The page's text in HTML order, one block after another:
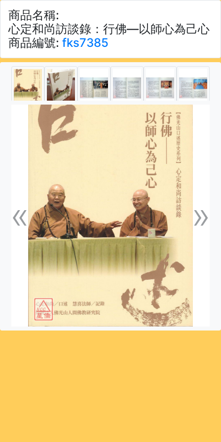
商品名稱:
心定和尚訪談錄：行佛—以師心為己心
商品編號: fks7385
«
上一張 »下一